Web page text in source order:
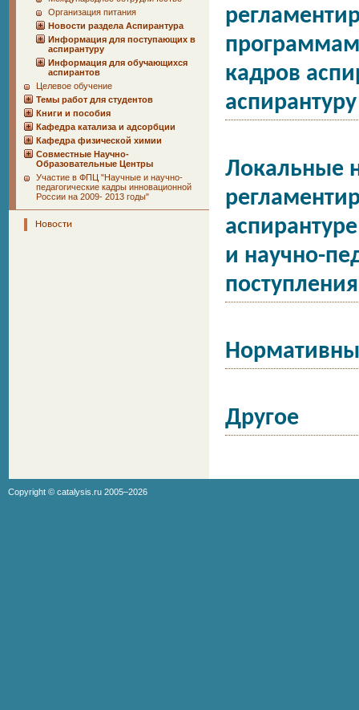
Организация питания
Новости раздела Аспирантура
Информация для поступающих в
аспирантуру
Информация для обучающихся
аспирантов
Целевое обучение
Темы работ для студентов
Книги и пособия
Кафедра катализа и адсорбции
Кафедра физической химии
Совместные Научно-
Образовательные Центры
Участие в ФПЦ "Научные и научно-
педагогические кадры инновационной
России на 2009- 2013 годы"
Новости
программам
кадров
Локальные
и научно-
Другое
Copyright © catalysis.ru 2005–2026